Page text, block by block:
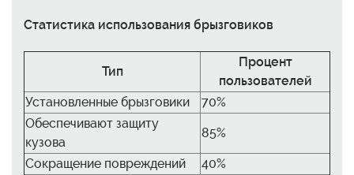
Статистика использования брызговиков
Тип
Процент
пользователей
Установленные брызговики
70%
Обеспечивают защиту
кузова
85%
Сокращение повреждений
40%